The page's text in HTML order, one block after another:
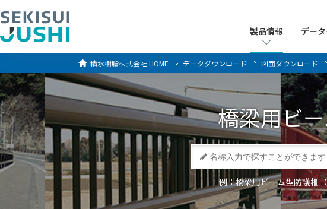
製品情報 デー
製品情報 デー
積水樹脂株式会社HOME データダウンロード 図面ダウンロード
橋梁用ビ
例：橋梁用ビーム型防護柵